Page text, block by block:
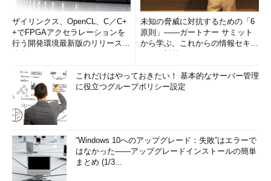
ザイリンクス、OpenCL、C／C+
+でFPGAアクセラレーションを
行う開発環境最新版のリリースを
未知の脅威に対抗するための「6
原則」――ガートナー サミット
から学ぶ、これからの情報セキュ
これだけはやっておきたい！ 基本的なサーバー管理
に役立つグループポリシー設定
“Windows 10へのアップグレード：失敗”はエラーで
はなかった――アップグレードインストールの簡単
まとめ (1/3...